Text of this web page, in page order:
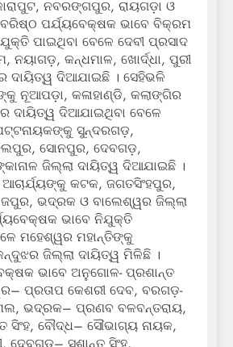
ନବରଙ୍ଗପୁର, ରାୟଗଡ଼ା ଓ
ପର୍ଯ୍ୟବେକ୍ଷକ ଭାବେ ବିକ୍ରମ
ପାଇଥିବା ବେଳେ ଦେବୀ ପ୍ରସାଦ
ନୟାଗଡ଼, କନ୍ଧମାଳ, ଖୋର୍ଦ୍ଧା, ପୁରୀ
ଦାୟିତ୍ୱ ଦିଆଯାଇଛି । ସେହିଭଳି
ନୂଆପଡ଼ା, କଳାହାଣ୍ଡି, କଲାଙ୍ଗିର
ଦାୟିତ୍ୱ ଦିଆଯାଇଥିବା ବେଳେ
ସୁନ୍ଦରଗଡ଼,
ସୋନପୁର, ଦେବଗଡ଼,
ଜିଲ୍ଲା ଦାୟିତ୍ୱ ଦିଆଯାଇଛି ।
କଟକ, ଜଗତସିଂହପୁର,
ଭଦ୍ରକ ଓ ବାଲେଶ୍ୱର ଜିଲ୍ଲା
ଭାବେ ନିଯୁକ୍ତି
ମହେଶ୍ୱର ମହାନ୍ତିଙ୍କୁ
ଜିଲ୍ଲା ଦାୟିତ୍ୱ ମିଳିଛି ।
ଭାବେ ଅନୁଗୋଳ- ପ୍ରଶାନ୍ତ
ପ୍ରତାପ କେଶରୀ ଦେବ, ବରଗଡ଼-
ଭଦ୍ରକ– ପ୍ରଣବ ବଳବନ୍ତରାୟ,
ସିଂହ, ବୌଦ୍ଧ– ସୌଭାଗ୍ୟ ନାୟକ,